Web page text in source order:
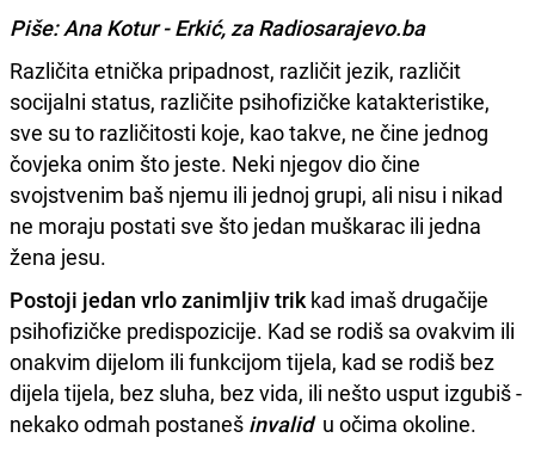
Piše:Ana Kotur - Erkić, za Radiosarajevo.ba
Različita etnička pripadnost, različit jezik, različit
socijalni status, različite psihofizičke katakteristike,
sve su to različitosti koje, kao takve, ne čine jednog
čovjeka onim što jeste. Neki njegov dio čine
svojstvenim baš njemu ili jednoj grupi, ali nisu i nikad
ne moraju postati sve što jedan muškarac ili jedna
žena jesu.
Postoji jedan vrlo zanimljiv trik kad imaš drugačije
psihofizičke predispozicije. Kad se rodiš sa ovakvim ili
onakvim dijelom ili funkcijom tijela, kad se rodiš bez
dijela tijela, bez sluha, bez vida, ili nešto usput izgubiš -
nekako odmah postaneš invalidu očima okoline.